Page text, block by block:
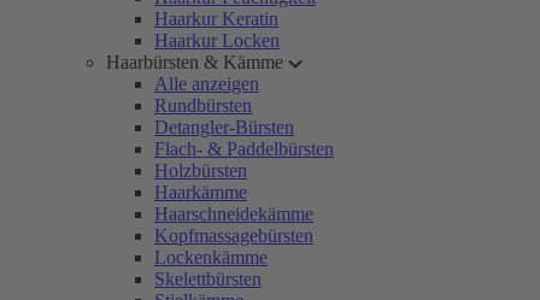
Haarkur Keratin
Haarkur Locken
Haarbürsten & Kämme
Alle anzeigen
Rundbürsten
Detangler-Bürsten
Flach- & Paddelbürsten
Holzbürsten
Haarkämme
Haarschneidekämme
Kopfmassagebürsten
Lockenkämme
Skelettbürsten